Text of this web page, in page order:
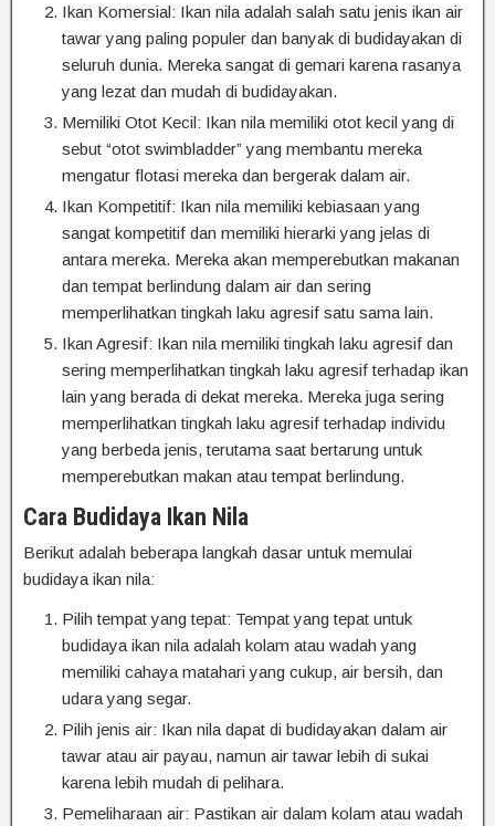
Ikan Komersial: Ikan nila adalah salah satu jenis ikan air
tawar yang paling populer dan banyak di budidayakan di
seluruh dunia. Mereka sangat di gemari karena rasanya
yang lezat dan mudah di budidayakan.
Memiliki Otot Kecil: Ikan nila memiliki otot kecil yang di
sebut “otot swimbladder” yang membantu mereka
mengatur flotasi mereka dan bergerak dalam air.
Ikan Kompetitif: Ikan nila memiliki kebiasaan yang
sangat kompetitif dan memiliki hierarki yang jelas di
antara mereka. Mereka akan memperebutkan makanan
dan tempat berlindung dalam air dan sering
memperlihatkan tingkah laku agresif satu sama lain.
Ikan Agresif: Ikan nila memiliki tingkah laku agresif dan
sering memperlihatkan tingkah laku agresif terhadap ikan
lain yang berada di dekat mereka. Mereka juga sering
memperlihatkan tingkah laku agresif terhadap individu
yang berbeda jenis, terutama saat bertarung untuk
memperebutkan makan atau tempat berlindung.
Cara Budidaya Ikan Nila
Berikut adalah beberapa langkah dasar untuk memulai
budidaya ikan nila:
Pilih tempat yang tepat: Tempat yang tepat untuk
budidaya ikan nila adalah kolam atau wadah yang
memiliki cahaya matahari yang cukup, air bersih, dan
udara yang segar.
Pilih jenis air: Ikan nila dapat di budidayakan dalam air
tawar atau air payau, namun air tawar lebih di sukai
karena lebih mudah di pelihara.
Pemeliharaan air: Pastikan air dalam kolam atau wadah